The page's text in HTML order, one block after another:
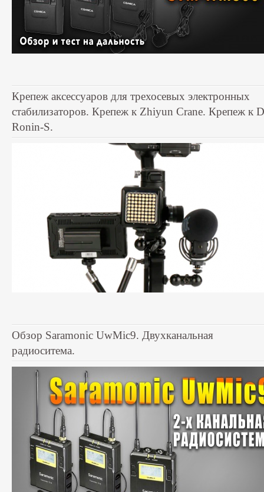
Крепеж аксессуаров для трехосевых электронных
стабилизаторов. Крепеж к Zhiyun Crane. Крепеж к
Ronin-S.
Обзор Saramonic UwMic9. Двухканальная
радиоситема.